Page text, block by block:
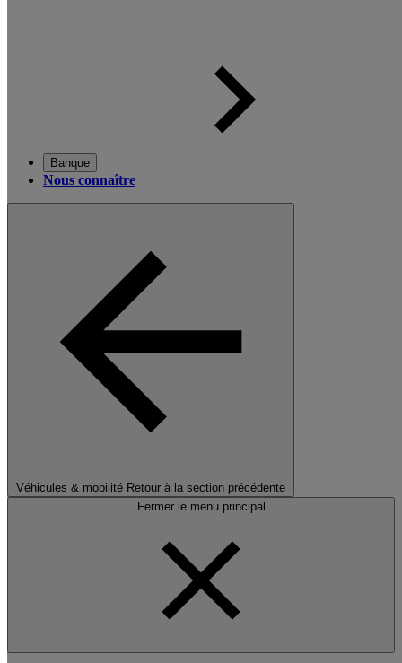
Banque
Nous connaître
Véhicules & mobilité Retour à la section précédente
Fermer le menu principal